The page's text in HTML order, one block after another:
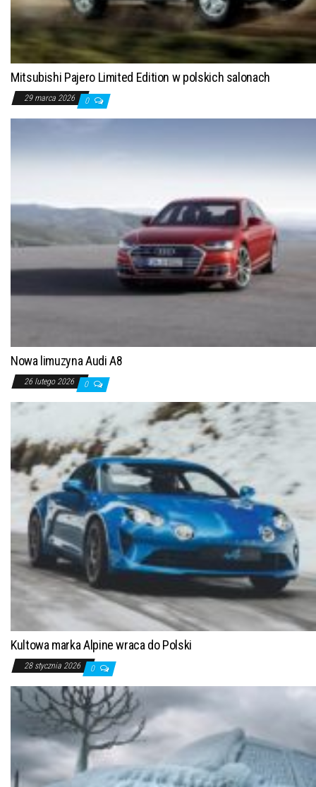
Mitsubishi Pajero Limited Edition w polskich salonach
29 marca 2026 0
Nowa limuzyna Audi A8
26 lutego 2026 0
Kultowa marka Alpine wraca do Polski
28 stycznia 2026 0